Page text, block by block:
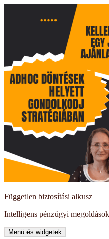
Független biztosítási alkusz
Intelligens pénzügyi
Menü és widgetek